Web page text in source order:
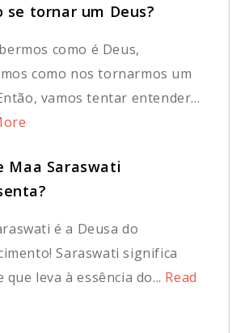
se tornar um Deus?
como é Deus,
como nos tornarmos um
vamos tentar entender...
Maa Saraswati
é a Deusa do
Saraswati significa
que leva à essência do... Read